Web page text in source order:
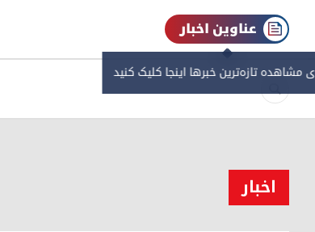
عناوین اخبار
مشاهده‌ تازه‌ترین خبرها اینجا کلیک کنید
اخبار